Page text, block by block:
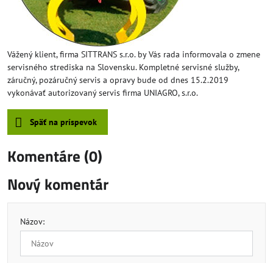
Vážený klient, firma SITTRANS s.r.o. by Vás rada informovala o zmene
servisného strediska na Slovensku. Kompletné servisné služby,
záručný, pozáručný servis a opravy bude od dnes 15.2.2019
vykonávať autorizovaný servis firma UNIAGRO, s.r.o.
Späť na príspevok
Komentáre (0)
Nový komentár
Názov: